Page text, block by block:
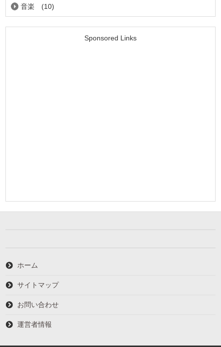
音楽 (10)
Sponsored Links
ホーム
サイトマップ
お問い合わせ
運営者情報